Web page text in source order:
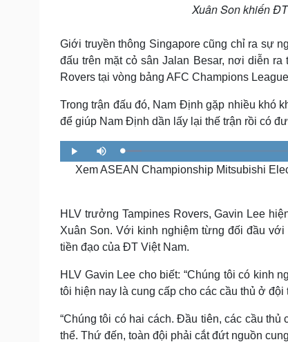
Xuân Son khiến
Giới truyền thông Singapore cũng chỉ ra sự
đấu trên mặt cỏ sân Jalan Besar, nơi diễn
Rovers tại vòng bảng AFC Champions
Trong trận đấu đó, Nam Định gặp nhiều khó
để giúp Nam Định dần lấy lại thế trận rồi có
P
l
a
y
M
u
t
L
o
a
d
4
%
Xem ASEAN Championship Mitsubishi
HLV trưởng Tampines Rovers, Gavin Lee
Xuân Son. Với kinh nghiệm từng đối đầu
tiền đạo của ĐT Việt Nam.
HLV Gavin Lee cho biết: “Chúng tôi có kinh
tôi hiện nay là cung cấp cho các cầu thủ ở
“Chúng tôi có hai cách. Đầu tiên, các cầu
thể. Thứ đến, toàn đội phải cắt đứt nguồn